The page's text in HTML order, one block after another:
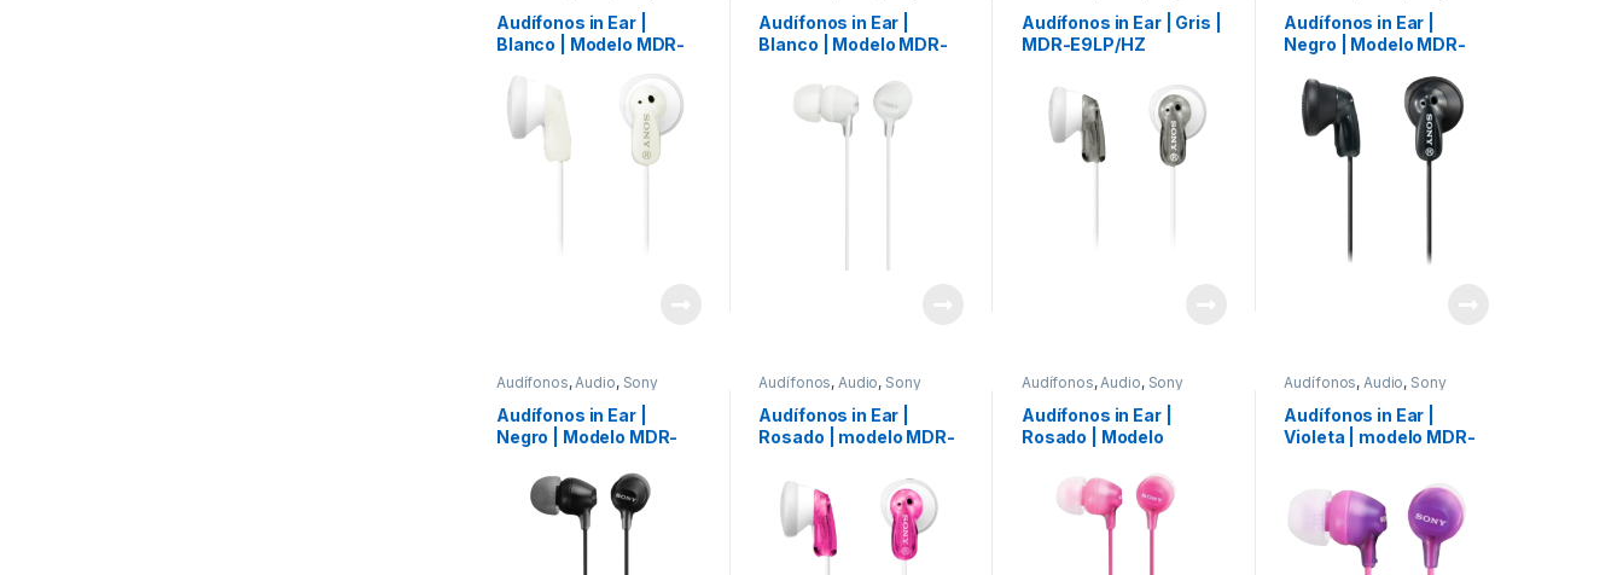
Audífonos in Ear |
Blanco | Modelo MDR-
Audífonos in Ear |
Blanco | Modelo MDR-
Audífonos in Ear | Gris |
MDR-E9LP/HZ
Audífonos in Ear |
Negro | Modelo MDR-
Audífonos, Audio, Sony
Audífonos in Ear |
Negro | Modelo MDR-
Audífonos, Audio, Sony
Audífonos in Ear |
Rosado | modelo MDR-
Audífonos, Audio, Sony
Audífonos in Ear |
Rosado | Modelo
Audífonos, Audio, Sony
Audífonos in Ear |
Violeta | modelo MDR-